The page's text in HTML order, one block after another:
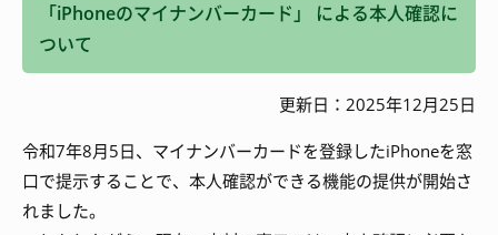
「iPhoneのマイナンバーカード」 による本人確認に
ついて
更新日：2025年12月25日
令和7年8月5日、マイナンバーカードを登録したiPhoneを窓
口で提示することで、本人確認ができる機能の提供が開始さ
れました。